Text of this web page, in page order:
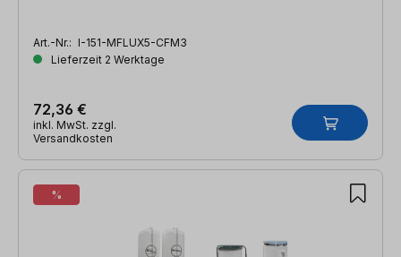
Art.-Nr.: I-151-MFLUX5-CFM3
Lieferzeit 2 Werktage
72,36 €
inkl. MwSt. zzgl.
Versandkosten
%